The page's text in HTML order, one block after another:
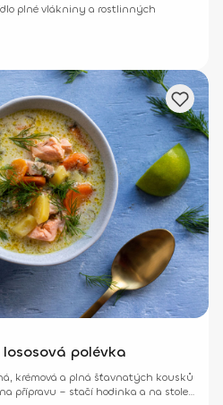
plné vlákniny a rostlinných
lososová polévka
krémová a plná šťavnatých kousků
přípravu – stačí hodinka a na stole